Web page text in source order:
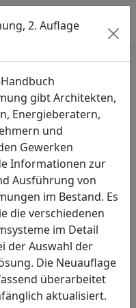
DEN e.V.
(DEN) e.V.
Schulungen und
Energie und
und Fördermittel für
Ob Wohngebäude
findet jeder den
2. Auflage
gibt Architekten,
Energieberatern,
und
Gewerken
Informationen zur
Ausführung von
im Bestand. Es
die verschiedenen
im Detail
der Auswahl der
Die Neuauflage
überarbeitet
aktualisiert.